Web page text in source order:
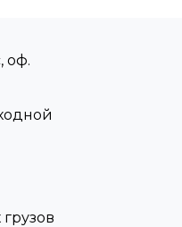
оф.